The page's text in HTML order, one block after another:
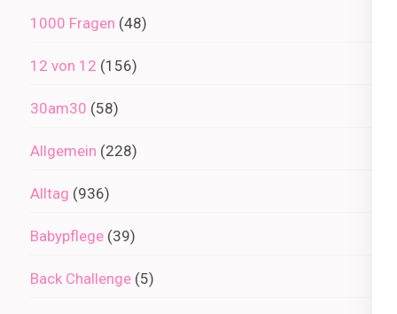
1000 Fragen (48)
12 von 12 (156)
30am30 (58)
Allgemein (228)
Alltag (936)
Babypflege (39)
Back Challenge (5)